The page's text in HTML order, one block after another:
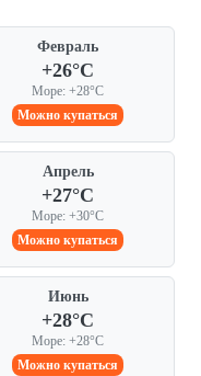
Февраль
+26°C
Море: +28°C
Можно купаться
Апрель
+27°C
Море: +30°C
Можно купаться
Июнь
+28°C
Море: +28°C
Можно купаться